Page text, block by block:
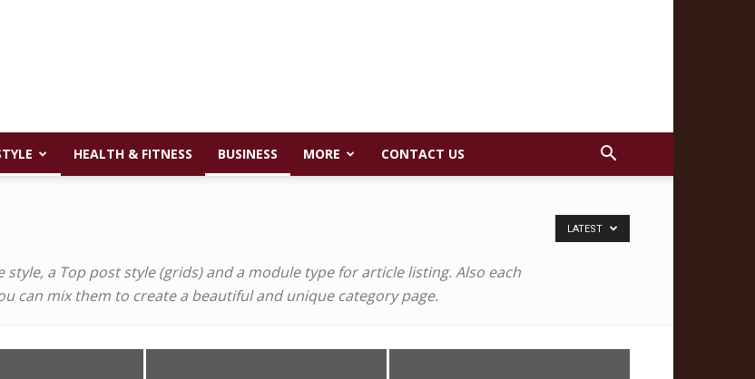
HEALTH & FITNESS BUSINESS MORE CONTACT US
a Top post style (grids) and a module type for article listing. Also each
can mix them to create a beautiful and unique category page.
LATEST